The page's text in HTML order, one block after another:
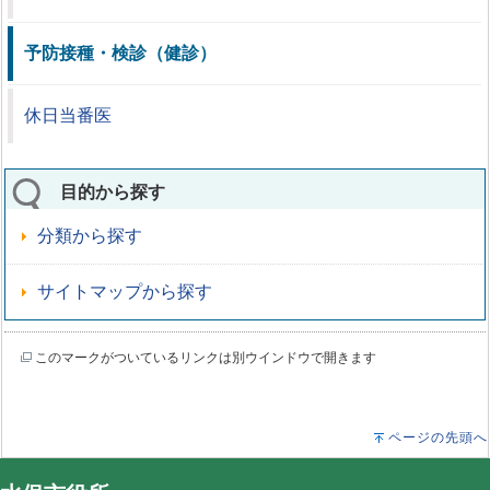
予防接種・検診（健診）
休日当番医
目的から探す
分類から探す
サイトマップから探す
このマークがついているリンクは別ウインドウで開きます
ページの先頭へ